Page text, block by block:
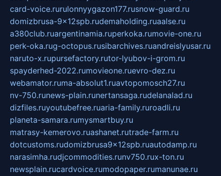
card-voice.rurulonnyygazon177.rusnow-guard.ru
domizbrusa-9x12spb.rudemaholding.ruaalse.ru
a380club.ruargentinamia.ruperkoka.rumovie-one.ru
perk-oka.rug-octopus.rusibarchives.ruandreislyusar.ru
naruto-x.rupursefactory.rutor-lyubov-i-grom.ru
spayderhed-2022.rumovieone.ruevro-dez.ru
webamator.ruma-absolut1.ruavtopomosch27.ru
nv-750.runews-plain.runertansaga.rudelanalad.ru
dizfiles.ruyoutubefree.ruaria-family.ruroadli.ru
planeta-samara.rumysmartbuy.ru
matrasy-kemerovo.ruashanet.rutrade-farm.ru
dotcustoms.rudomizbrusa9x12spb.ruautodamp.ru
narasimha.rudjcommodities.runv750.rux-ton.ru
newsplain.rucardvoice.rumodopaper.rumanunae.ru